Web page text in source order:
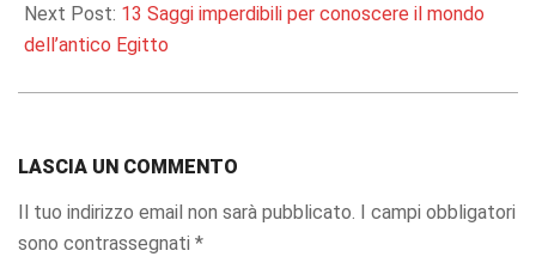
Next Post: 13 Saggi imperdibili per conoscere il mondo
dell’antico Egitto
LASCIA UN COMMENTO
Il tuo indirizzo email non sarà pubblicato. I campi obbligatori
sono contrassegnati *